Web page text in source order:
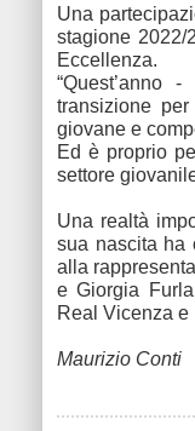
Una
stagione 2022/
Eccellenza.
“Quest’anno
transizione
giovane e
Ed è proprio
settore
Una realtà
sua nascita ha
alla
e Giorgia
Real Vicenza e
Maurizio Conti